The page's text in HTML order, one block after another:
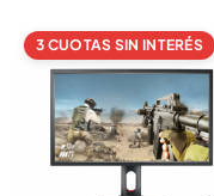
3 CUOTAS SIN INTERÉS